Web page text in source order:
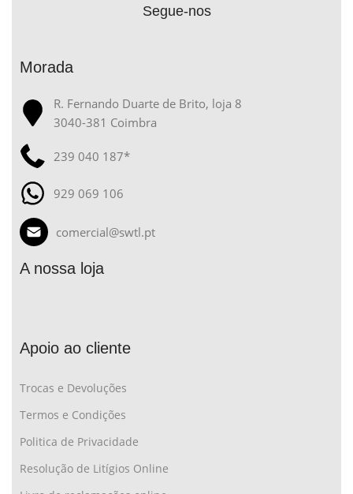
Segue-nos
Morada
R. Fernando Duarte de Brito, loja 8
3040-381 Coimbra
239 040 187*
929 069 106
comercial@swtl.pt
A nossa loja
Apoio ao cliente
Trocas e Devoluções
Termos e Condições
Politica de Privacidade
Resolução de Litígios Online